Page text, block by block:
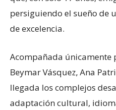
persiguiendo el sueño de
de excelencia.
Acompañada únicamente
Beymar Vásquez, Ana
llegada los complejos
adaptación cultural,